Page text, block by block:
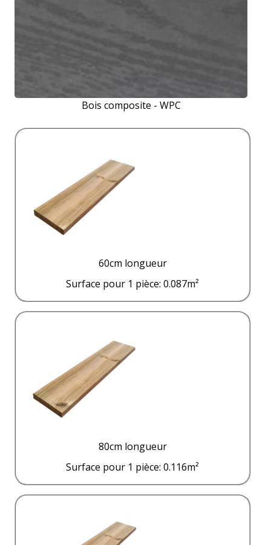
Bois composite - WPC
60cm longueur
Surface pour 1 pièce: 0.087m²
80cm longueur
Surface pour 1 pièce: 0.116m²